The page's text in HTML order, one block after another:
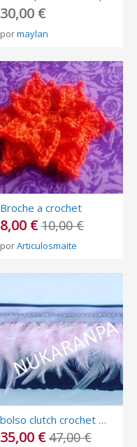
30,00 €
pormaylan
Broche a crochet
8,00 €10,00 €
porArticulosmaite
bolso clutch crochet mod. glamour
35,00 €47,00 €